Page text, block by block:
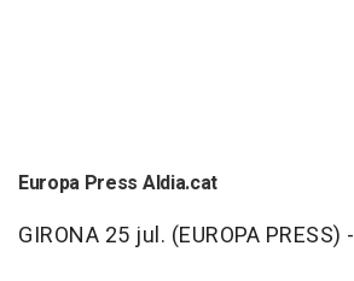
Europa Press Aldia.cat
GIRONA 25 jul. (EUROPA PRESS) -